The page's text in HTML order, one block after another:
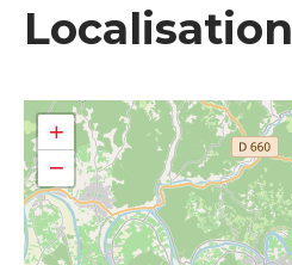
Localisation
+
−